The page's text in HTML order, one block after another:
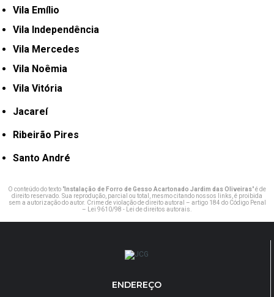
Vila Emílio
Vila Independência
Vila Mercedes
Vila Noêmia
Vila Vitória
Jacareí
Ribeirão Pires
Santo André
O conteúdo do texto " Instalação de Forro de Gesso Acartonado Jardim das Oliveiras" é de
direito reservado. Sua reprodução, parcial ou total, mesmo citando nossos links, é proibida
sem a autorização do autor. Crime de violação de direito autoral – artigo 184 do Código Penal
–
Lei 9610/98 - Lei de direitos autorais
ENDEREÇO